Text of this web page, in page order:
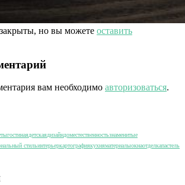
но вы можете оставить
вам необходимо авторизоваться.
гостинаядетскаядизайндоместественностьзнаменитые
стильинтерьеркартографиякухняматериалыокнаотделкапастель